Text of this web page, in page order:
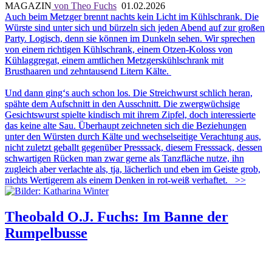
MAGAZIN von Theo Fuchs 01.02.2026
Auch beim Metzger brennt nachts kein Licht im Kühlschrank. Die
Würste sind unter sich und bürzeln sich jeden Abend auf zur großen
Party. Logisch, denn sie können im Dunkeln sehen. Wir sprechen
von einem richtigen Kühlschrank, einem Otzen-Koloss von
Kühlaggregat, einem amtlichen Metzgerskühlschrank mit
Brusthaaren und zehntausend Litern Kälte.
Und dann ging‘s auch schon los. Die Streichwurst schlich heran,
spähte dem Aufschnitt in den Ausschnitt. Die zwergwüchsige
Gesichtswurst spielte kindisch mit ihrem Zipfel, doch interessierte
das keine alte Sau. Überhaupt zeichneten sich die Beziehungen
unter den Würsten durch Kälte und wechselseitige Verachtung aus,
nicht zuletzt geballt gegenüber Presssack, diesem Fresssack, dessen
schwartigen Rücken man zwar gerne als Tanzfläche nutze, ihn
zugleich aber verlachte als, tja, lächerlich und eben im Geiste grob,
nichts Wertigerem als einem Denken in rot-weiß verhaftet.
>>
Theobald O.J. Fuchs: Im Banne der
Rumpelbusse